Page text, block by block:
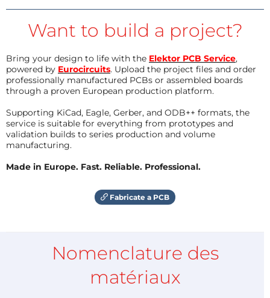
Want to build a project?
Bring your design to life with the Elektor PCB Service,
powered by Eurocircuits. Upload the project files and order
professionally manufactured PCBs or assembled boards
through a proven European production platform.
Supporting KiCad, Eagle, Gerber, and ODB++ formats, the
service is suitable for everything from prototypes and
validation builds to series production and volume
manufacturing.
Made in Europe. Fast. Reliable. Professional.
Fabricate a PCB
Nomenclature des
matériaux